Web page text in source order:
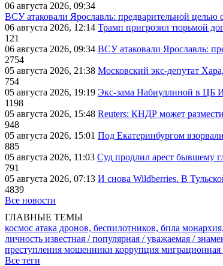
06 августа 2026, 09:34
ВСУ атаковали Ярославль: предварительной
06 августа 2026, 12:14 Трамп пригрозил тюрьмой
121
06 августа 2026, 09:34 ВСУ атаковали Ярославль:
2754
05 августа 2026, 21:38 Московский экс-депутат
754
05 августа 2026, 19:19 Экс-зама Набиуллиной в ЦБ
1198
05 августа 2026, 15:48 Reuters: КНДР может
948
05 августа 2026, 15:01 Под Екатеринбургом
885
05 августа 2026, 11:03 Суд продлил арест бывшему
791
05 августа 2026, 07:13 И снова Wildberries. В
4839
Все новости
ГЛАВНЫЕ ТЕМЫ
космос атака дронов, беспилотников, бпла
личность известная / популярная / уважаемая /
преступления мошенники коррупция
Все теги